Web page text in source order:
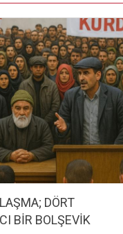
DÖRT
BİR BOLŞEVİK